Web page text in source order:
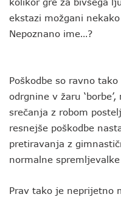
ekstazi možgani
Nepoznano ime…?
Poškodbe so ravno
odrgnine v žaru
srečanja z robom
resnejše poškodbe
pretiravanja z
normalne
Prav tako je neprijetno